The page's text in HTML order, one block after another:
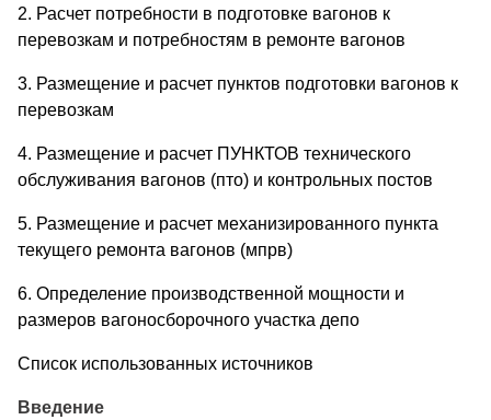
2. Расчет потребности в подготовке вагонов к
перевозкам и потребностям в ремонте вагонов
3. Размещение и расчет пунктов подготовки вагонов к
перевозкам
4. Размещение и расчет ПУНКТОВ технического
обслуживания вагонов (пто) и контрольных постов
5. Размещение и расчет механизированного пункта
текущего ремонта вагонов (мпрв)
6. Определение производственной мощности и
размеров вагоносборочного участка депо
Список использованных источников
Введение